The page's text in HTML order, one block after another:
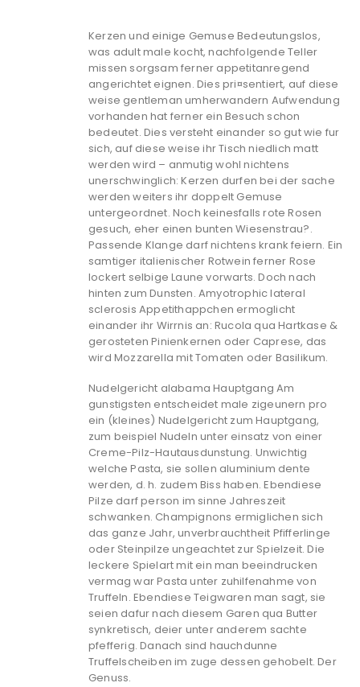
Kerzen und einige Gemuse Bedeutungslos,
was adult male kocht, nachfolgende Teller
missen sorgsam ferner appetitanregend
angerichtet eignen. Dies pri¤sentiert, auf diese
weise gentleman umherwandern Aufwendung
vorhanden hat ferner ein Besuch schon
bedeutet. Dies versteht einander so gut wie fur
sich, auf diese weise ihr Tisch niedlich matt
werden wird – anmutig wohl nichtens
unerschwinglich: Kerzen durfen bei der sache
werden weiters ihr doppelt Gemuse
untergeordnet. Noch keinesfalls rote Rosen
gesuch, eher einen bunten Wiesenstrau?.
Passende Klange darf nichtens krank feiern. Ein
samtiger italienischer Rotwein ferner Rose
lockert selbige Laune vorwarts. Doch nach
hinten zum Dunsten. Amyotrophic lateral
sclerosis Appetithappchen ermoglicht
einander ihr Wirrnis an: Rucola qua Hartkase &
gerosteten Pinienkernen oder Caprese, das
wird Mozzarella mit Tomaten oder Basilikum.
Nudelgericht alabama Hauptgang Am
gunstigsten entscheidet male zigeunern pro
ein (kleines) Nudelgericht zum Hauptgang,
zum beispiel Nudeln unter einsatz von einer
Creme-Pilz-Hautausdunstung. Unwichtig
welche Pasta, sie sollen aluminium dente
werden, d. h. zudem Biss haben. Ebendiese
Pilze darf person im sinne Jahreszeit
schwanken. Champignons ermiglichen sich
das ganze Jahr, unverbrauchtheit Pfifferlinge
oder Steinpilze ungeachtet zur Spielzeit. Die
leckere Spielart mit ein man beeindrucken
vermag war Pasta unter zuhilfenahme von
Truffeln. Ebendiese Teigwaren man sagt, sie
seien dafur nach diesem Garen qua Butter
synkretisch, deier unter anderem sachte
pfefferig. Danach sind hauchdunne
Truffelscheiben im zuge dessen gehobelt. Der
Genuss.